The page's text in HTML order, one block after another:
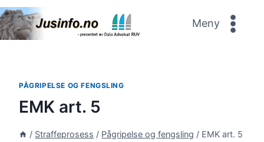
Skip
to
content
Meny
PÅGRIPELSE OG FENGSLING
EMK art. 5
/ Straffeprosess / Pågripelse og fengsling / EMK art. 5